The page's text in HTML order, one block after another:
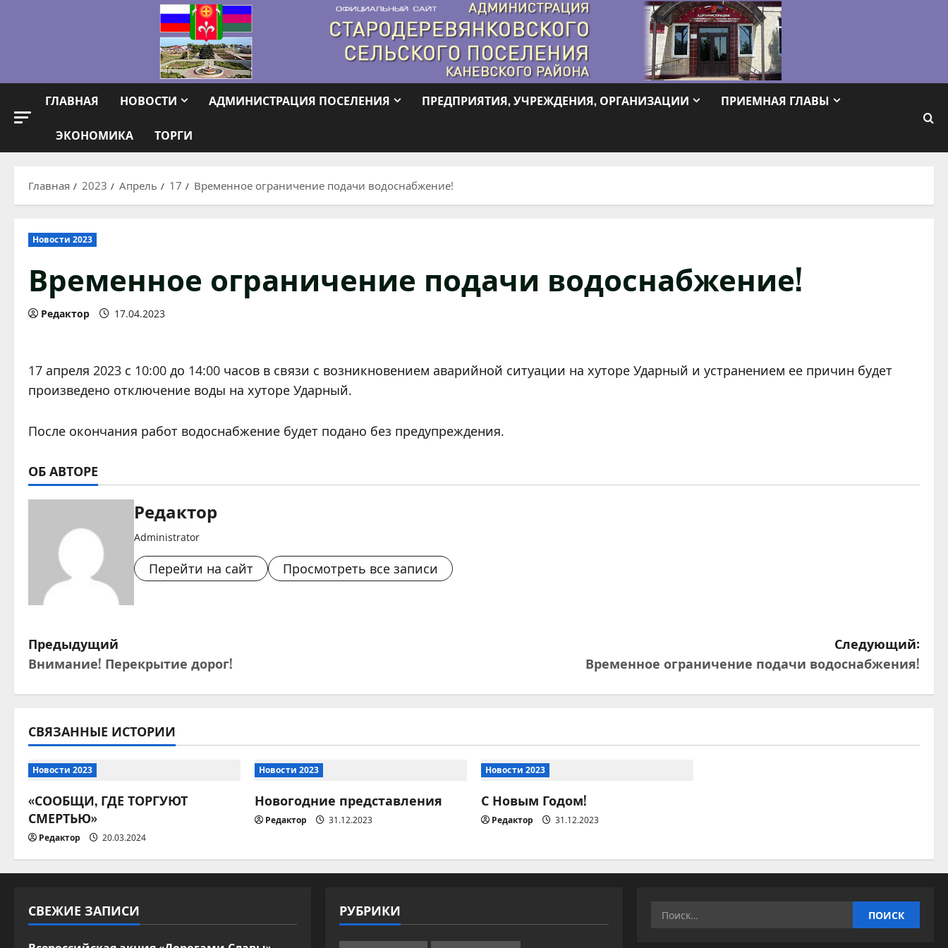
ГЛАВНАЯ НОВОСТИ АДМИНИСТРАЦИЯ ПОСЕЛЕНИЯ ПРЕДПРИЯТИЯ, УЧРЕЖДЕНИЯ, ОРГАНИЗАЦИИ ПРИЕМНАЯ ГЛАВЫ
ЭКОНОМИКА ТОРГИ
Главная 2023 Апрель 17 Временное ограничение подачи водоснабжение!
Новости 2023
Временное ограничение подачи водоснабжение!
Редактор 17.04.2023
17 апреля 2023 с 10:00 до 14:00 часов в связи с возникновением аварийной ситуации на хуторе Ударный и устранением ее причин будет
произведено отключение воды на хуторе Ударный.
После окончания работ водоснабжение будет подано без предупреждения.
ОБ АВТОРЕ
Редактор
Administrator
Перейти на сайт Просмотреть все записи
Н
а
в
и
г
а
ц
и
я
п
Предыдущий
Внимание! Перекрытие дорог!
Следующий:
Временное ограничение подачи водоснабжения!
СВЯЗАННЫЕ ИСТОРИИ
Новости 2023
«СООБЩИ, ГДЕ ТОРГУЮТ
СМЕРТЬЮ»
Редактор 20.03.2024
Новости 2023
Новогодние представления
Редактор 31.12.2023
Новости 2023
С Новым Годом!
Редактор 31.12.2023
СВЕЖИЕ ЗАПИСИ РУБРИКИ Найти: